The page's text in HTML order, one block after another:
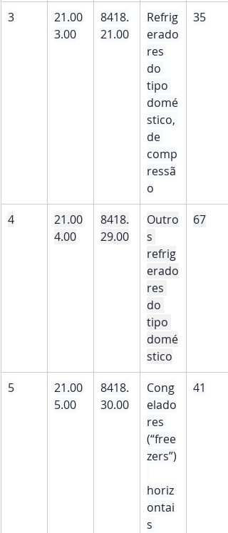
3
21.00
3.00
8418.
21.00
Refrig
erado
res
do
tipo
domé
stico,
de
comp
ressã
o
35
4
21.00
4.00
8418.
29.00
Outro
s
refrig
erado
res
do
tipo
domé
stico
67
5
21.00
5.00
8418.
30.00
Cong
elado
res
(“free
zers”)
horiz
ontai
s
41